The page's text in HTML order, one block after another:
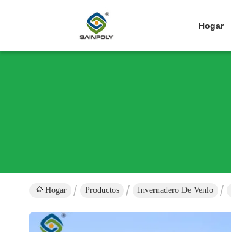
Hogar
Hogar Productos Invernadero De Venlo